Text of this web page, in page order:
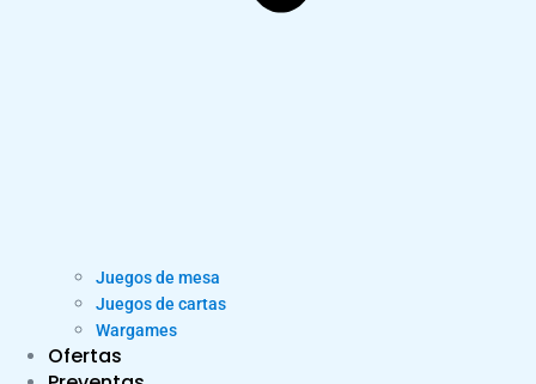
Juegos de mesa
Juegos de cartas
Wargames
Ofertas